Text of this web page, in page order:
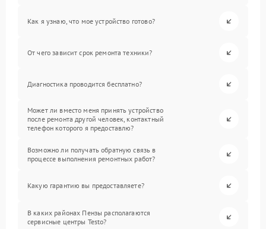
Как я узнаю, что мое устройство готово?
От чего зависит срок ремонта техники?
Диагностика проводится бесплатно?
Может ли вместо меня принять устройство
после ремонта другой человек, контактный
телефон которого я предоставлю?
Возможно ли получать обратную связь в
процессе выполнения ремонтных работ?
Какую гарантию вы предоставляете?
В каких районах Пензы располагаются
сервисные центры Testo?